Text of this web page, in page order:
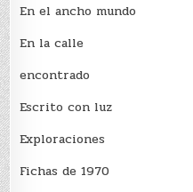
En el ancho mundo
En la calle
encontrado
Escrito con luz
Exploraciones
Fichas de 1970